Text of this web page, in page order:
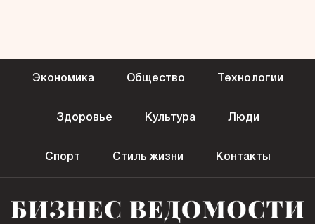
Экономика Общество Технологии
Здоровье Культура Люди
Спорт Стиль жизни Контакты